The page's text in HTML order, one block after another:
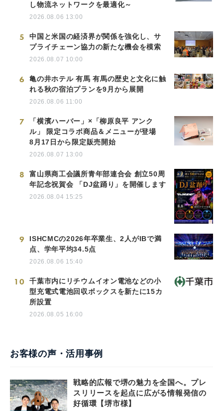
し物流ネットワークを最適化～
2026.08.06 13:00
5
中国と米国の経済界が関係を強化し、サ
プライチェーン協力の新たな機会を模索
2026.08.07 10:00
6
亀の井ホテル 有馬 有馬の歴史と文化に触
れる秋の宿泊プランを9月から展開
2026.08.06 11:00
7
「横濱ハーバー」×「柳原良平 アンク
ル」 限定コラボ商品＆メニューが登場
8月17日から限定販売開始
2026.08.07 13:00
8
富山県商工会議所青年部連合会 創立50周
年記念祝賀会 「DJ盆踊り」を開催します
2026.08.04 15:25
9
ISHCMCの2026年卒業生、2人がIBで満
点、学年平均34.5点
2026.08.06 15:40
10
千葉市内にリチウムイオン電池などの小
型充電式電池回収ボックスを新たに15カ
所設置
2026.08.05 16:00
お客様の声・活用事例
戦略的広報で堺の魅力を全国へ。プレ
スリリースを起点に広がる情報発信の
好循環【堺市様】